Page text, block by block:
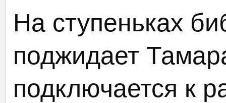
На ступеньках
поджидает
подключается к